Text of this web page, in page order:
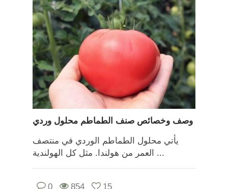
وصف وخصائص صنف الطماطم محلول وردي
يأتي محلول الطماطم الوردي في منتصف
العمر من هولندا. مثل كل الهولندية ...
0 854 15